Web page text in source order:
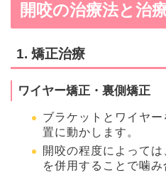
開咬の治療法と治
1. 矯正治療
ワイヤー矯正・裏側矯正
ブラケットとワイヤ
置に動かします。
開咬の程度によっては
を併用することで噛み